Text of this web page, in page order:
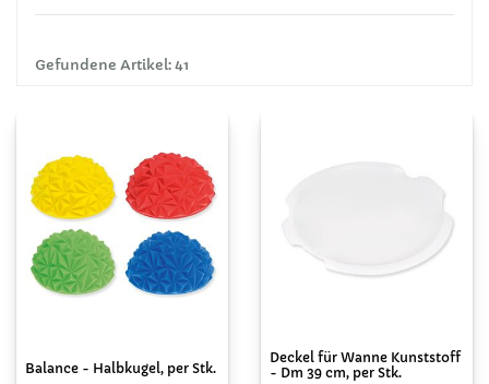
Gefundene Artikel: 41
Balance - Halbkugel, per Stk.
Deckel für Wanne Kunststoff
- Dm 39 cm, per Stk.